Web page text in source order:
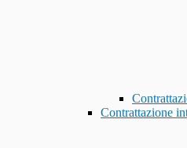
Contrattazione